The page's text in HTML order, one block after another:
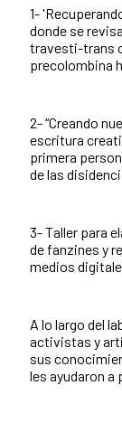
1-
donde se
travesti-trans
precolombina
2- “Creando
escritura
primera
de las
3- Taller para
de fanzines y
medios
A lo largo del
activistas y
sus
les ayudaron